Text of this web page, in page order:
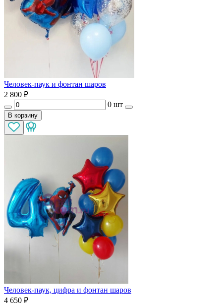
Человек-паук и фонтан шаров
2 800 ₽
0 шт
В корзину
Человек-паук, цифра и фонтан шаров
4 650 ₽